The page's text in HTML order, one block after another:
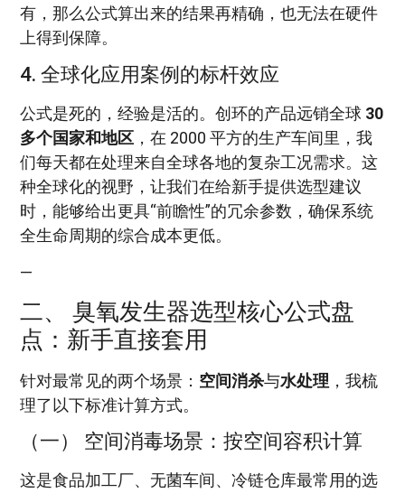
有，那么公式算出来的结果再精确，也无法在硬件
上得到保障。
4. 全球化应用案例的标杆效应
公式是死的，经验是活的。创环的产品远销全球 30
多个国家和地区 ，在 2000 平方的生产车间里，我
们每天都在处理来自全球各地的复杂工况需求。这
种全球化的视野，让我们在给新手提供选型建议
时，能够给出更具“前瞻性”的冗余参数，确保系统
全生命周期的综合成本更低。
—
二、 臭氧发生器选型核心公式盘
点：新手直接套用
针对最常见的两个场景： 空间消杀与水处理 ，我梳
理了以下标准计算方式。
（一） 空间消毒场景：按空间容积计算
这是食品加工厂、无菌车间、冷链仓库最常用的选